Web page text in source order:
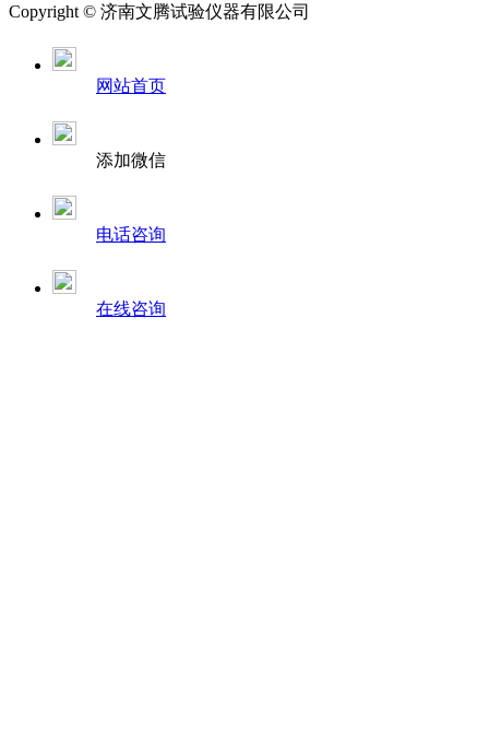
Copyright © 济南文腾试验仪器有限公司
网站首页
添加微信
电话咨询
在线咨询